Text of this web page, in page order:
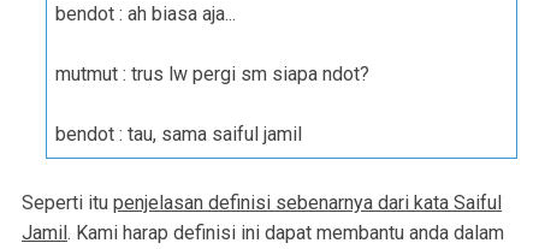
bendot : ah biasa aja...
mutmut : trus lw pergi sm siapa ndot?
bendot : tau, sama saiful jamil
Seperti itu penjelasan definisi sebenarnya dari kata Saiful
Jamil. Kami harap definisi ini dapat membantu anda dalam